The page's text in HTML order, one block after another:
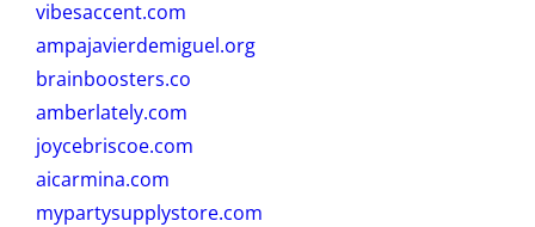
vibesaccent.com
ampajavierdemiguel.org
brainboosters.co
amberlately.com
joycebriscoe.com
aicarmina.com
mypartysupplystore.com